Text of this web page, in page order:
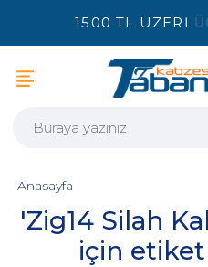
1500 TL ÜZERİ
'Zig14 Silah
için etiket
Anasayfa